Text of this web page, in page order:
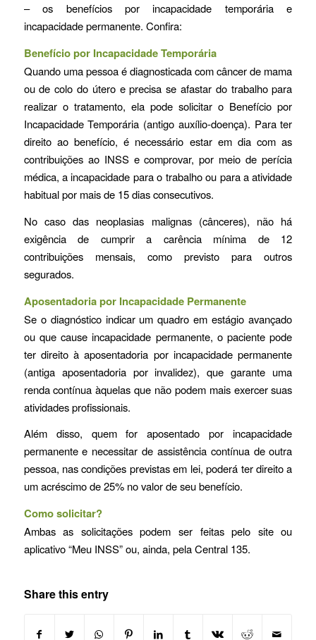
– os benefícios por incapacidade temporária e
incapacidade permanente. Confira:
Benefício por Incapacidade Temporária
Quando uma pessoa é diagnosticada com câncer de mama
ou de colo do útero e precisa se afastar do trabalho para
realizar o tratamento, ela pode solicitar o Benefício por
Incapacidade Temporária (antigo auxílio-doença). Para ter
direito ao benefício, é necessário estar em dia com as
contribuições ao INSS e comprovar, por meio de perícia
médica, a incapacidade para o trabalho ou para a atividade
habitual por mais de 15 dias consecutivos.
No caso das neoplasias malignas (cânceres), não há
exigência de cumprir a carência mínima de 12
contribuições mensais, como previsto para outros
segurados.
Aposentadoria por Incapacidade Permanente
Se o diagnóstico indicar um quadro em estágio avançado
ou que cause incapacidade permanente, o paciente pode
ter direito à aposentadoria por incapacidade permanente
(antiga aposentadoria por invalidez), que garante uma
renda contínua àquelas que não podem mais exercer suas
atividades profissionais.
Além disso, quem for aposentado por incapacidade
permanente e necessitar de assistência contínua de outra
pessoa, nas condições previstas em lei, poderá ter direito a
um acréscimo de 25% no valor de seu benefício.
Como solicitar?
Ambas as solicitações podem ser feitas pelo site ou
aplicativo “Meu INSS” ou, ainda, pela Central 135.
Share this entry